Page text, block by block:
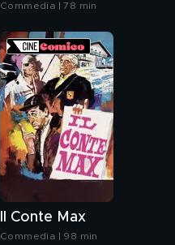
Commedia | 78 min
Il Conte Max
Commedia | 98 min